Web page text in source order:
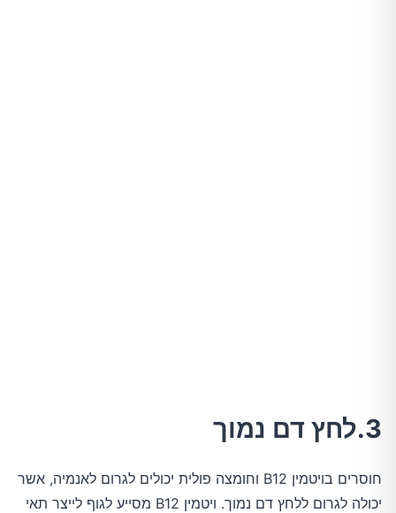
3.לחץ דם נמוך
חוסרים בויטמין B12 וחומצה פולית יכולים לגרום לאנמיה, אשר
יכולה לגרום ללחץ דם נמוך. ויטמין B12 מסייע לגוף לייצר תאי